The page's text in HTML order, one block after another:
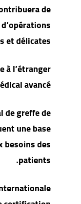
de
et délicates.
à l’étranger
avancé.
de greffe de
une base
besoins des
patients.